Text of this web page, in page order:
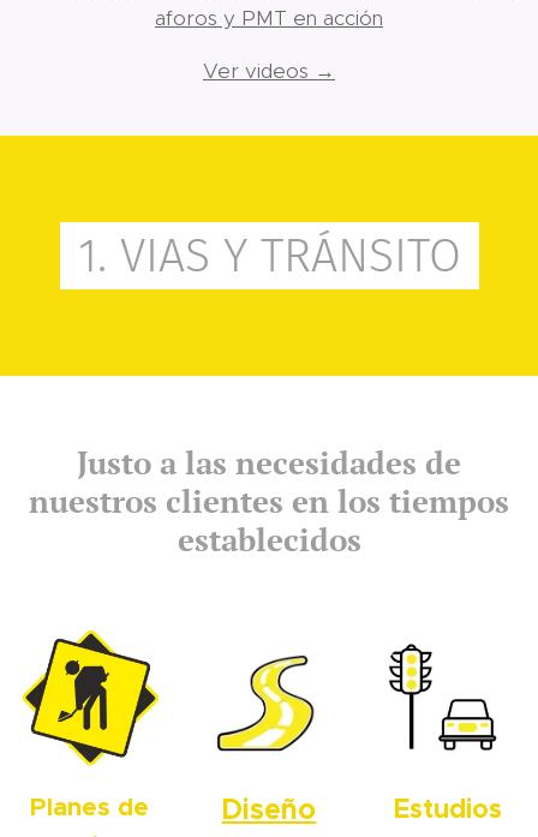
aforos y PMT en acción
Ver videos →
1. VIAS Y TRÁNSITO
Justo a las necesidades de
nuestros clientes en los tiempos
establecidos
Planes de
Diseño
Estudios